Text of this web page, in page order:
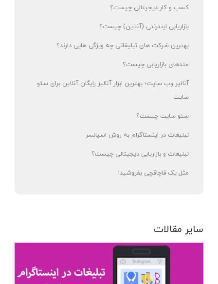
کسب و کار دیجیتالی چیست؟
بازاریابی اینترنتی (آنلاین) چیست؟
بهترین شرکت های تبلیغاتی چه ویژگی هایی دارند؟
متدهای بازاریابی چیست؟
آنالیز وب سایت؛ بهترین ابزار آنالیز رایگان آنلاین برای سئو
سایت
سئو سایت چیست؟
تبلیغات در اینستاگرام به روش اسپانسر
تبلیغات و بازاریابی دیجیتالی چیست؟
مثل یک قاچاقچی بفروشید!
سایر مقالات